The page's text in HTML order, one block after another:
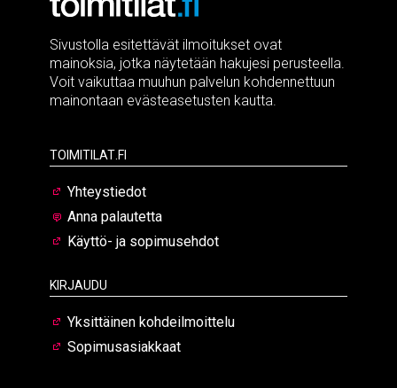
Sivustolla esitettävät ilmoitukset ovat
mainoksia, jotka näytetään hakujesi perusteella.
Voit vaikuttaa muuhun palvelun kohdennettuun
mainontaan evästeasetusten kautta.
Toimitilat.fi
Yhteystiedot
Anna palautetta
Käyttö- ja sopimusehdot
Kirjaudu
Yksittäinen kohdeilmoittelu
Sopimusasiakkaat